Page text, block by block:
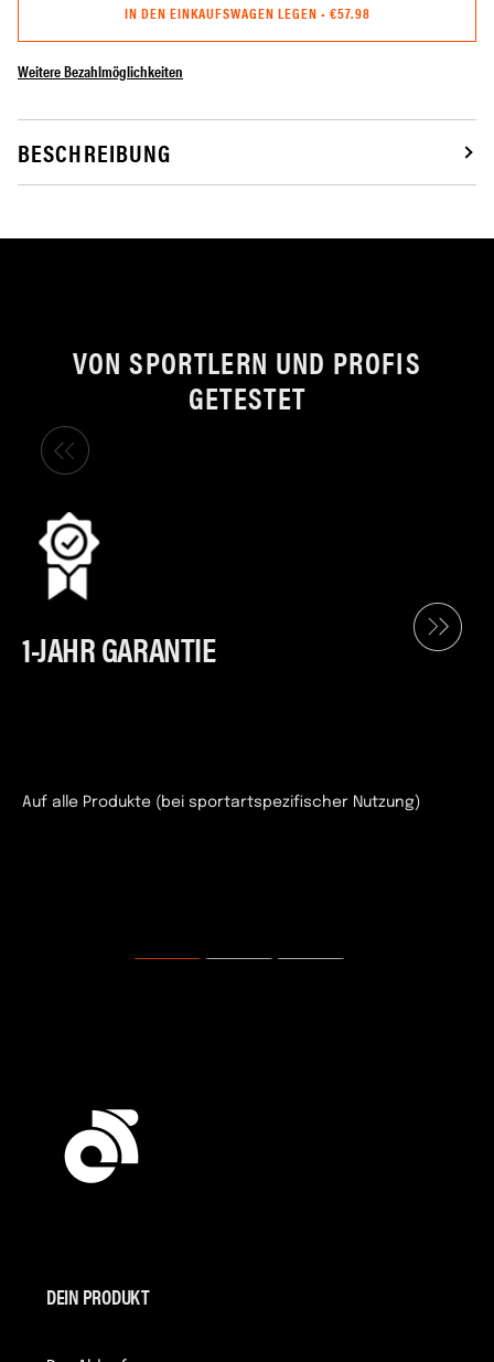
IN DEN EINKAUFSWAGEN LEGEN • €57.98
Weitere Bezahlmöglichkeiten
BESCHREIBUNG
VON SPORTLERN UND PROFIS
GETESTET
1-JAHR GARANTIE
Auf alle Produkte (bei sportartspezifischer Nutzung)
DEIN PRODUKT